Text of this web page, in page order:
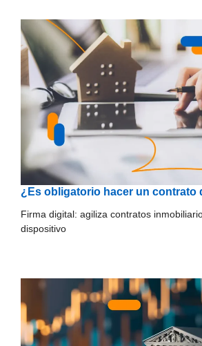
¿Es obligatorio hacer un contrato
Firma digital: agiliza contratos
dispositivo